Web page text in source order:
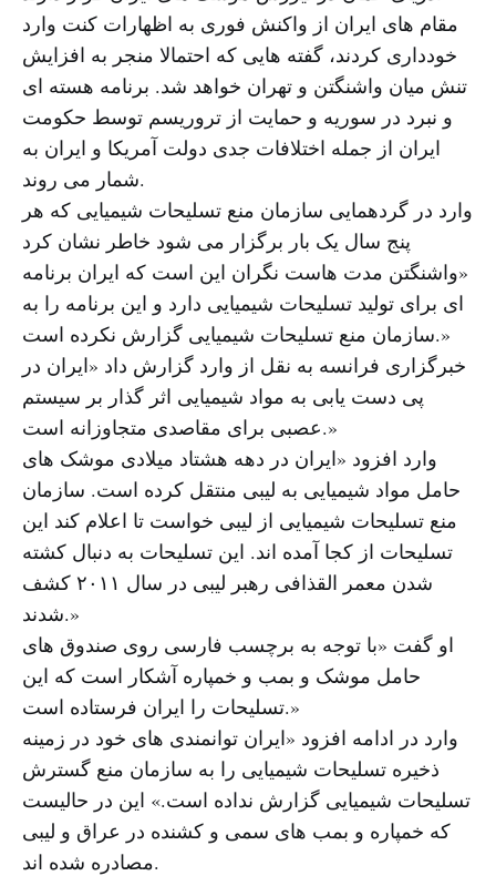
مقام های ایران از واکنش فوری به اظهارات کنت وارد
خودداری کردند، گفته هایی که احتمالا منجر به افزایش
تنش میان واشنگتن و تهران خواهد شد. برنامه هسته ای
و نبرد در سوریه و حمایت از تروریسم توسط حکومت
ایران از جمله اختلافات جدی دولت آمریکا و ایران به
شمار می روند.
وارد در گردهمایی سازمان منع تسلیحات شیمیایی که هر
پنج سال یک بار برگزار می شود خاطر نشان کرد
«واشنگتن مدت هاست نگران این است که ایران برنامه
ای برای تولید تسلیحات شیمیایی دارد و این برنامه را به
سازمان منع تسلیحات شیمیایی گزارش نکرده است.»
خبرگزاری فرانسه به نقل از وارد گزارش داد «ایران در
پی دست یابی به مواد شیمیایی اثر گذار بر سیستم
عصبی برای مقاصدی متجاوزانه است.»
وارد افزود «ایران در دهه هشتاد میلادی موشک های
حامل مواد شیمیایی به لیبی منتقل کرده است. سازمان
منع تسلیحات شیمیایی از لیبی خواست تا اعلام کند این
تسلیحات از کجا آمده اند. این تسلیحات به دنبال کشته
شدن معمر القذافی رهبر لیبی در سال ۲۰۱۱ کشف
شدند.»
او گفت «با توجه به برچسب فارسی روی صندوق های
حامل موشک و بمب و خمپاره آشکار است که این
تسلیحات را ایران فرستاده است.»
وارد در ادامه افزود «ایران توانمندی های خود در زمینه
ذخیره تسلیحات شیمیایی را به سازمان منع گسترش
تسلیحات شیمیایی گزارش نداده است.» این در حالیست
که خمپاره و بمب های سمی و کشنده در عراق و لیبی
مصادره شده اند.